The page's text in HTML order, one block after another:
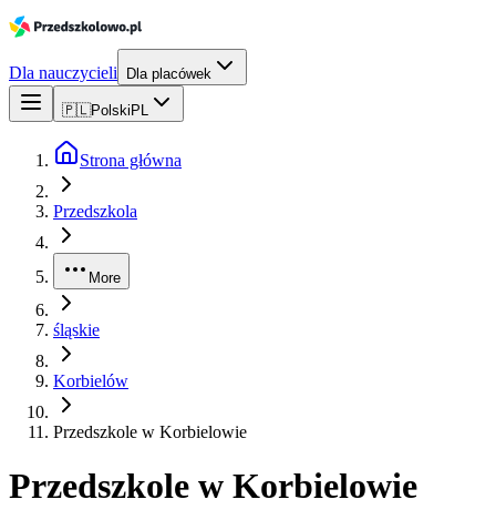
Dla nauczycieli Dla placówek
🇵🇱Polski PL
Strona główna
Przedszkola
More
śląskie
Korbielów
Przedszkole w Korbielowie
Przedszkole w Korbielowie